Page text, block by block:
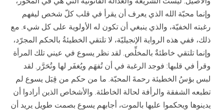
وإنما محبّة الله الذي يعرف أن يقرأ في قلب كلّ شخص ليفهم
رغبته الخفيّة، والذي ينبغي أن تكون له الأولوية على كل شيء. مع
ذلك، ففي هذه الرواية الإنجيليّة، لا تلتقي الخطيئةُ بالحكم المجرّد،
وإنما تلتقي خاطئةٌ بالمخلِّص. لقد نظر يسوع في عيني تلك المرأة
وقرأ في قلبها: فوجد الرغبة في أن تُفهَم ويُغفَر لها وتُحَرَّر. لقد
لبس بؤسُ الخطيئة رحمةَ المحبّة. ما من حكم من قِبَل يسوع لم
تطبعه الشفقة والرأفة لحالة الخاطئة. والأشخاص الذين أرادوا أن
يدينوها ويحكموا عليها بالموت، أجابهم يسوع بصمت طويل يريد أن